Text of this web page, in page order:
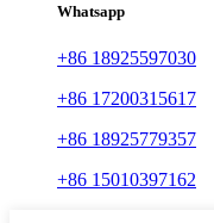
Whatsapp
+86 18925597030
+86 17200315617
+86 18925779357
+86 15010397162